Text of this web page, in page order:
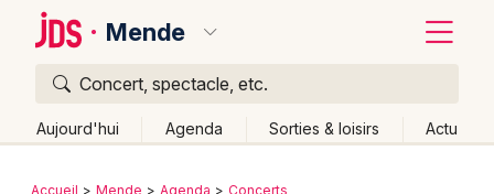
Mende
Concert, spectacle, etc.
Aujourd'hui Agenda Sorties & loisirs Actu
Accueil Mende Agenda Concerts
Quoi ?
Où ?